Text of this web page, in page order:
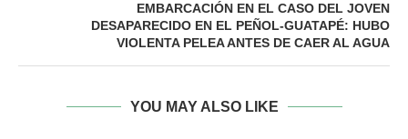
EMBARCACIÓN EN EL CASO DEL JOVEN
DESAPARECIDO EN EL PEÑOL-GUATAPÉ: HUBO
VIOLENTA PELEA ANTES DE CAER AL AGUA
YOU MAY ALSO LIKE